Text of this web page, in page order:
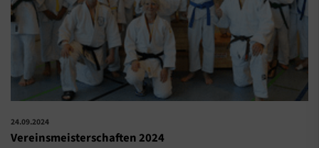
24.09.2024
Vereinsmeisterschaften 2024